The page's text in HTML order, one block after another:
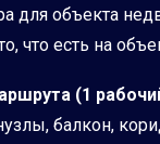
для объекта
что есть на
(1
балкон,